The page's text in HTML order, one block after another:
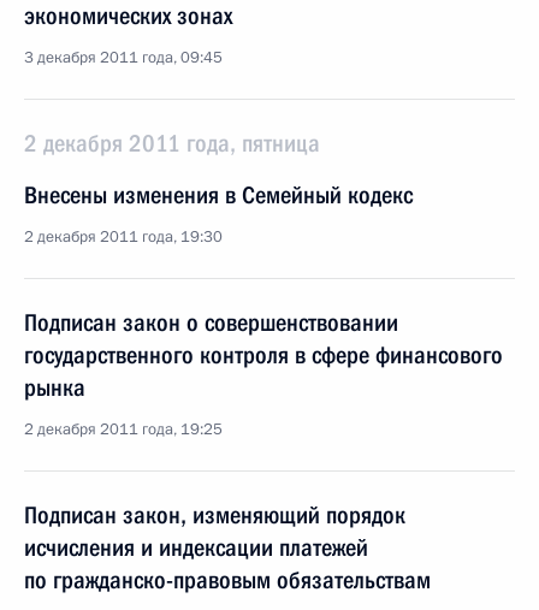
экономических зонах
3 декабря 2011 года, 09:45
2 декабря 2011 года, пятница
Внесены изменения в Семейный кодекс
2 декабря 2011 года, 19:30
Подписан закон о совершенствовании
государственного контроля в сфере финансового
рынка
2 декабря 2011 года, 19:25
Подписан закон, изменяющий порядок
исчисления и индексации платежей
по гражданско-правовым обязательствам